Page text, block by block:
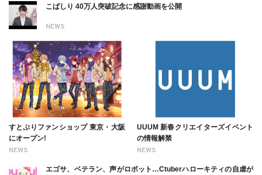
NEWS
こばしり 40万人突破記念に感謝動画を公開
NEWS
すとぷりファンショップ 東京・大阪
にオープン!
NEWS
UUUM 新春クリエイターズイベント
の情報解禁
エゴサ、ベテラン、声がロボット…Ctuberハローキティの自虐が